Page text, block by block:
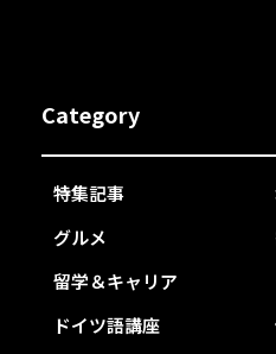
Category
特集記事
グルメ
留学＆キャリア
ドイツ語講座